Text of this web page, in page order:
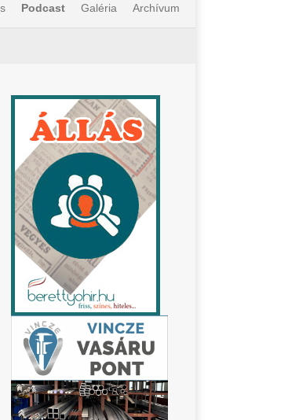
Podcast Galéria Archívum